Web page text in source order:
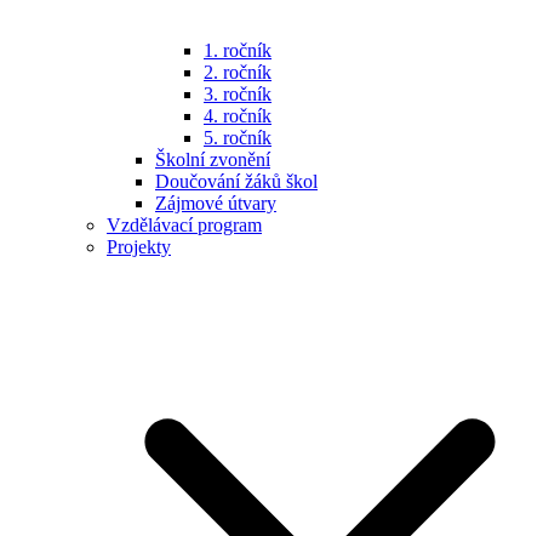
1. ročník
2. ročník
3. ročník
4. ročník
5. ročník
Školní zvonění
Doučování žáků škol
Zájmové útvary
Vzdělávací program
Projekty